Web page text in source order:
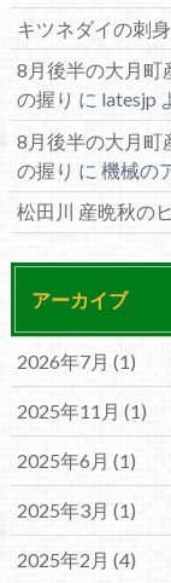
キツネダイの刺身
8月後半の大月町
の握り に latesjp
8月後半の大月町
の握り に 機械の
松田川 産晩秋の
アーカイブ
2026年7月 (1)
2025年11月 (1)
2025年6月 (1)
2025年3月 (1)
2025年2月 (4)